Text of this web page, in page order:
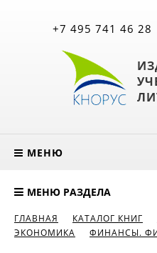
+7 495 741 46 28
МЕНЮ
МЕНЮ РАЗДЕЛА
ГЛАВНАЯ КАТАЛОГ КНИГ
ЭКОНОМИКА
ФИНАНСЫ.